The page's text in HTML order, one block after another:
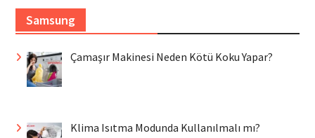
Samsung
Çamaşır Makinesi Neden Kötü Koku Yapar?
Klima Isıtma Modunda Kullanılmalı mı?